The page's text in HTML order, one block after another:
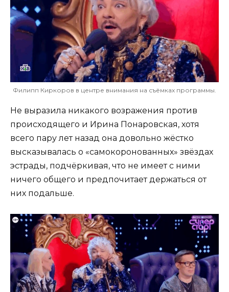
Филипп Киркоров в центре внимания на съёмках программы.
Не выразила никакого возражения против
происходящего и Ирина Понаровская, хотя
всего пару лет назад она довольно жёстко
высказывалась о «самокоронованных» звёздах
эстрады, подчёркивая, что не имеет с ними
ничего общего и предпочитает держаться от
них подальше.